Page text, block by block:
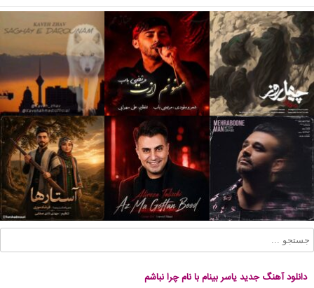
دانلود آهنگ جدید یاسر بینام با نام چرا نباشم